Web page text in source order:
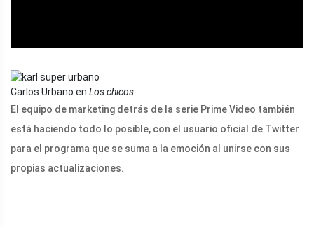
Carlos Urbano en Los chicos
El equipo de marketing detrás de la serie Prime Video también
está haciendo todo lo posible, con el usuario oficial de Twitter
para el programa que se suma a la emoción al unirse con sus
propias actualizaciones.